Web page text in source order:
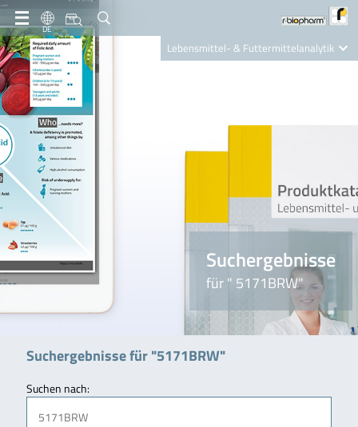
DE
Lebensmittel- & Futtermittelanalytik
Nutrition Care
Suchergebnisse
für " 5171BRW"
Suchergebnisse für "5171BRW"
Suchen nach: